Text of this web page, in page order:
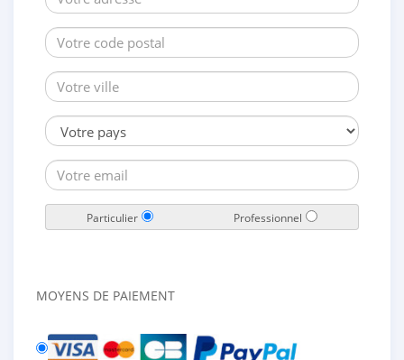
Particulier Professionnel
MOYENS DE PAIEMENT